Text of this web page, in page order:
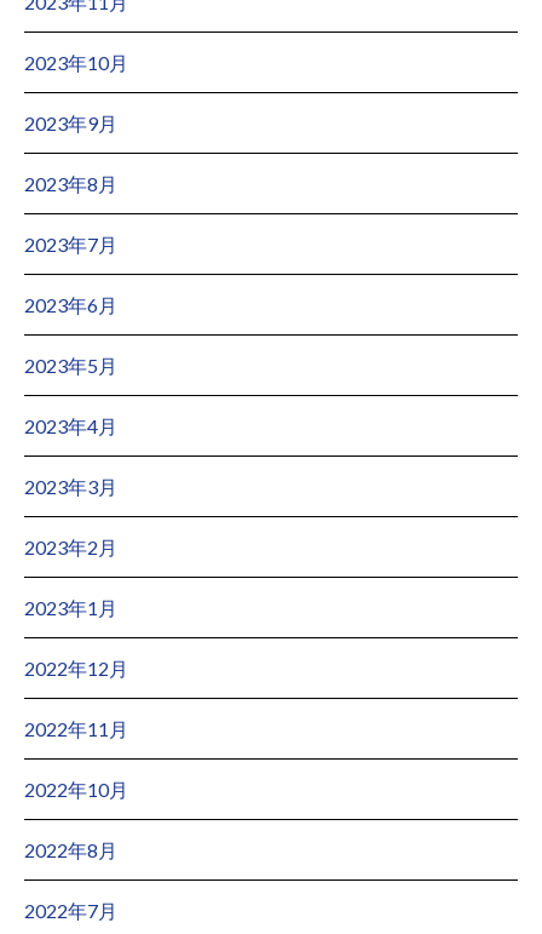
2023年10月
2023年9月
2023年8月
2023年7月
2023年6月
2023年5月
2023年4月
2023年3月
2023年2月
2023年1月
2022年12月
2022年11月
2022年10月
2022年8月
2022年7月